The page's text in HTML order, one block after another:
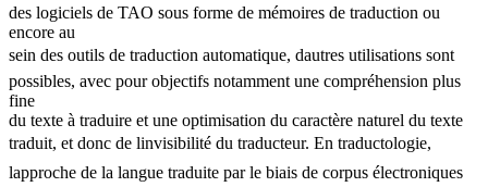
des logiciels de TAO sous forme de mémoires de traduction ou
encore au
sein des outils de traduction automatique, dautres utilisations sont
possibles, avec pour objectifs notamment une compréhension plus
fine
du texte à traduire et une optimisation du caractère naturel du texte
traduit, et donc de linvisibilité du traducteur. En traductologie,
lapproche de la langue traduite par le biais de corpus électroniques